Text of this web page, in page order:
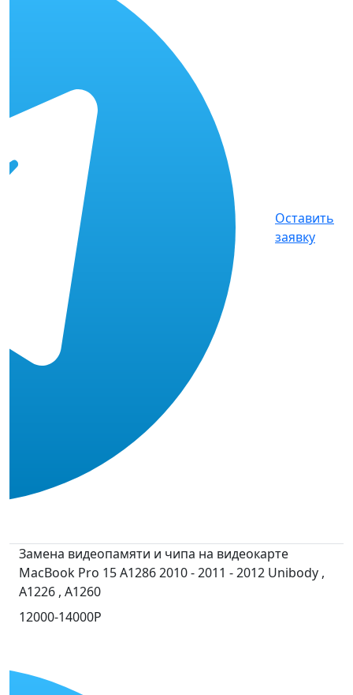
Оставить
заявку
Замена видеопамяти и чипа на видеокарте
MacBook Pro 15 A1286 2010 - 2011 - 2012 Unibody ,
A1226 , A1260
12000-14000Р